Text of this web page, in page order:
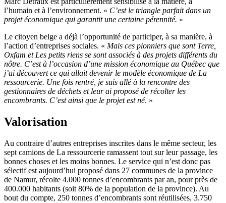
l’humain et à l’environnement. « C’est le triangle parfait dans un
projet économique qui garantit une certaine pérennité. »
Le citoyen belge a déjà l’opportunité de participer, à sa manière, à
l’action d’entreprises sociales. « Mais ces pionniers que sont Terre,
Oxfam et Les petits riens se sont associés à des projets différents du
nôtre. C’est à l’occasion d’une mission économique au Québec que
j’ai découvert ce qui allait devenir le modèle économique de La
ressourcerie. Une fois rentré, je suis allé à la rencontre des
gestionnaires de déchets et leur ai proposé de récolter les
encombrants. C’est ainsi que le projet est né. »
Valorisation
Au contraire d’autres entreprises inscrites dans le même secteur, les
sept camions de La ressourcerie ramassent tout sur leur passage, les
bonnes choses et les moins bonnes. Le service qui n’est donc pas
sélectif est aujourd’hui proposé dans 27 communes de la province
de Namur, récolte 4.000 tonnes d’encombrants par an, pour près de
400.000 habitants (soit 80% de la population de la province). Au
bout du compte, 250 tonnes d’encombrants sont réutilisées, 3.750